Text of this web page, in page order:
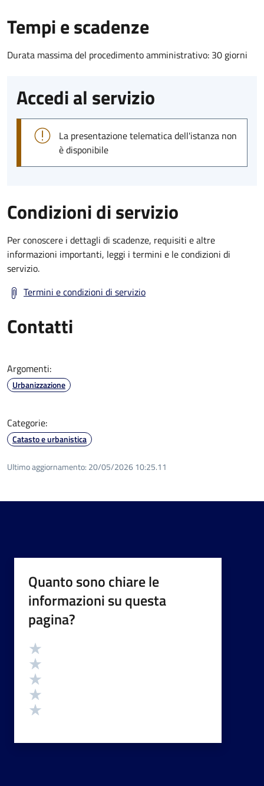
Tempi e scadenze
Durata massima del procedimento amministrativo: 30 giorni
Accedi al servizio
La presentazione telematica dell'istanza non
è disponibile
Condizioni di servizio
Per conoscere i dettagli di scadenze, requisiti e altre
informazioni importanti, leggi i termini e le condizioni di
servizio.
Termini e condizioni di servizio
Contatti
Argomenti:
Urbanizzazione
Categorie:
Catasto e urbanistica
Ultimo aggiornamento: 20/05/2026 10:25.11
Quanto sono chiare le
informazioni su questa
pagina?
Valutazione